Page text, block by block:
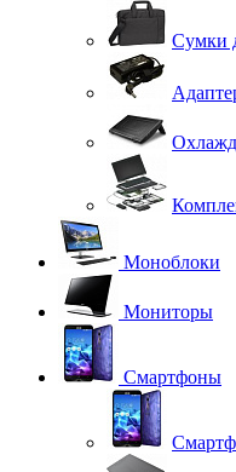
Сумки
Моноблоки
Мониторы
Смартфоны